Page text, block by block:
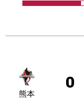
0
熊本